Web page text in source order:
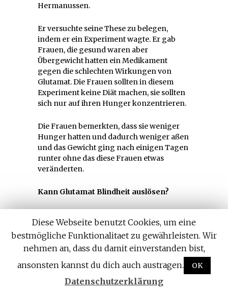
Hermanussen.
Er versuchte seine These zu belegen,
indem er ein Experiment wagte. Er gab
Frauen, die gesund waren aber
Übergewicht hatten ein Medikament
gegen die schlechten Wirkungen von
Glutamat. Die Frauen sollten in diesem
Experiment keine Diät machen, sie sollten
sich nur auf ihren Hunger konzentrieren.
Die Frauen bemerkten, dass sie weniger
Hunger hatten und dadurch weniger aßen
und das Gewicht ging nach einigen Tagen
runter ohne das diese Frauen etwas
veränderten.
Kann Glutamat Blindheit auslösen?
Untersuchungen von Dr. Ohguro, er ist
folgender Meinung:
Glutamat kann das Auge schädigen und es kann
sogar zur Blindheit führen!
Diese Webseite benutzt Cookies, um eine
bestmögliche Funktionalitaet zu gewährleisten. Wir
nehmen an, dass du damit einverstanden bist,
ansonsten kannst du dich auch austragen.
OK
Datenschutzerklärung